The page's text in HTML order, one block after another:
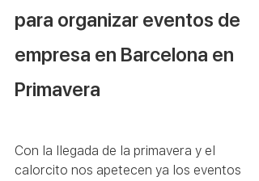
para organizar eventos de
empresa en Barcelona en
Primavera
Con la llegada de la primavera y el
calorcito nos apetecen ya los eventos